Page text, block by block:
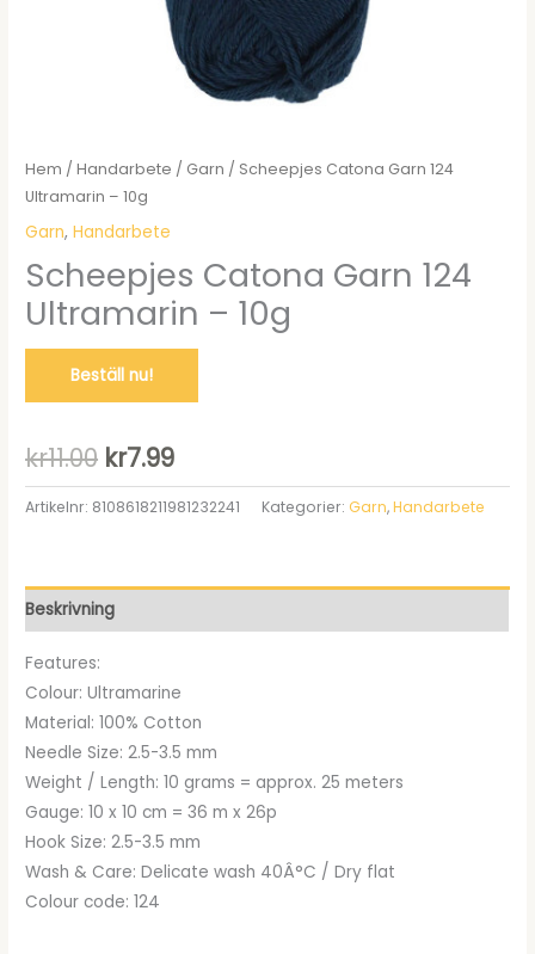
Hem /Handarbete / Garn / Scheepjes Catona Garn 124
Ultramarin – 10g
Garn,Handarbete
Scheepjes Catona Garn 124
Ultramarin – 10g
Beställ nu!
kr11.00 Det
ursprungliga
var:
kr11.00.
kr7.99Det
nuvarande
är:
kr7.99.
Artikelnr: 8108618211981232241 Kategorier: Garn,Handarbete
Beskrivning
Features:
Colour: Ultramarine
Material: 100% Cotton
Needle Size: 2.5-3.5 mm
Weight / Length: 10 grams = approx. 25 meters
Gauge: 10 x 10 cm = 36 m x 26p
Hook Size: 2.5-3.5 mm
Wash & Care: Delicate wash 40Â°C / Dry flat
Colour code: 124